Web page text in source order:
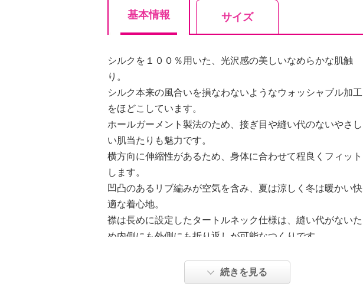
基本情報 サイズ
シルクを１００％用いた、光沢感の美しいなめらかな肌触
り。
シルク本来の風合いを損なわないようなウォッシャブル加工
をほどこしています。
ホールガーメント製法のため、接ぎ目や縫い代のないやさし
い肌当たりも魅力です。
横方向に伸縮性があるため、身体に合わせて程良くフィット
します。
凹凸のあるリブ編みが空気を含み、夏は涼しく冬は暖かい快
適な着心地。
襟は長めに設定したタートルネック仕様は、縫い代がないた
め内側にも外側にも折り返しが可能なつくりです。
続きを見る